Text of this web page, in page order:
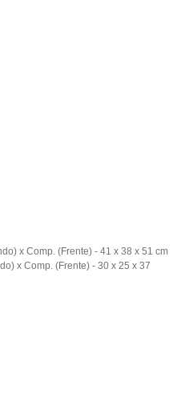
x Comp. (Frente) - 41 x 38 x 51 cm
x Comp. (Frente) - 30 x 25 x 37